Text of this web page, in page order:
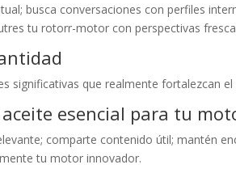
busca conversaciones con perfiles
tu rotorr-motor con perspectivas
significativas que realmente fortalezcan
esencial para tu
comparte contenido útil; mantén
tu motor innovador.